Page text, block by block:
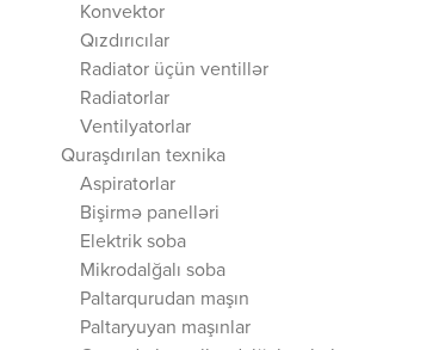
Konvektor
Qızdırıcılar
Radiator üçün ventillər
Radiatorlar
Ventilyatorlar
Quraşdırılan texnika
Aspiratorlar
Bişirmə panelləri
Elektrik soba
Mikrodalğalı soba
Paltarqurudan maşın
Paltaryuyan maşınlar